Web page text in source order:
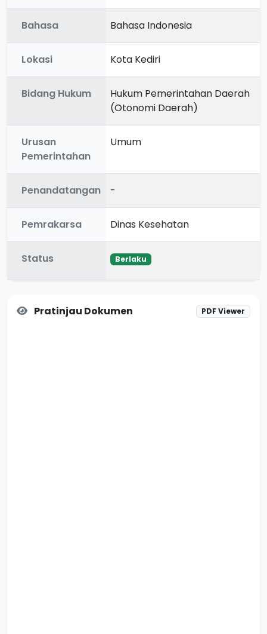
Bahasa Bahasa Indonesia
Lokasi Kota Kediri
Bidang Hukum
Hukum Pemerintahan Daerah
(Otonomi Daerah)
Urusan
Pemerintahan
Umum
Penandatangan -
Pemrakarsa Dinas Kesehatan
Status Berlaku
Pratinjau Dokumen PDF Viewer